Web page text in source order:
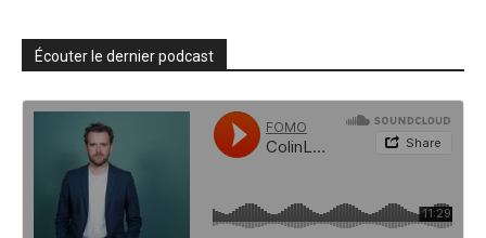
Écouter le dernier podcast